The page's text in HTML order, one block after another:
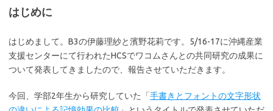
はじめに
はじめまして。B3の伊藤理紗と濱野花莉です。5/16-17に沖縄産業
支援センターにて行われたHCSでワコムさんとの共同研究の成果に
ついて発表してきましたので、報告させていただきます。
今回、学部2年生から研究していた「手書きとフォントの文字形状